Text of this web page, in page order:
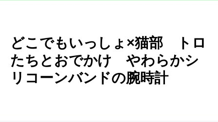
どこでもいっしょ×猫部 トロ
たちとおでかけ やわらかシ
リコーンバンドの腕時計